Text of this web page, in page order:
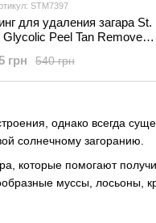
однако всегда
солнечному загоранию.
которые помогают
муссы, лосьоны,
STM7397
для удаления загара St.
Peel Tan Remover
540 грн
грн